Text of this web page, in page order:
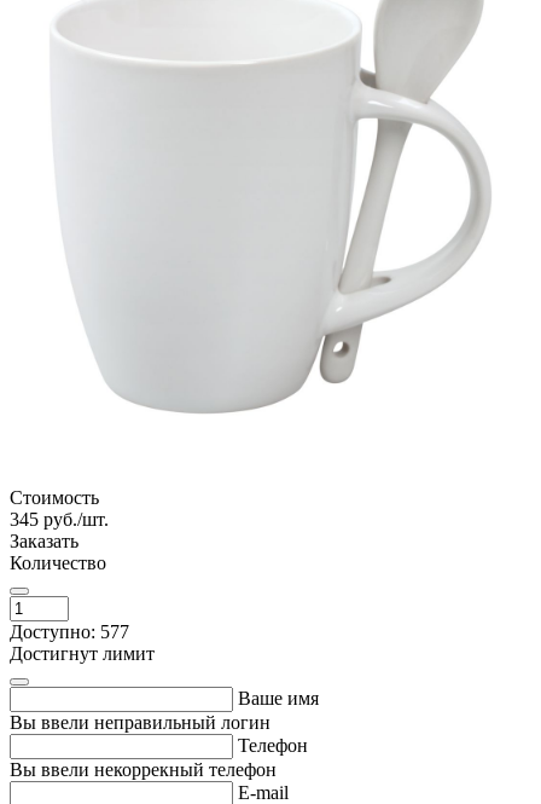
Стоимость
345 руб./шт.
Заказать
Количество
Доступно: 577
Достигнут лимит
Ваше имя
Вы ввели неправильный логин
Телефон
Вы ввели некоррекный телефон
E-mail